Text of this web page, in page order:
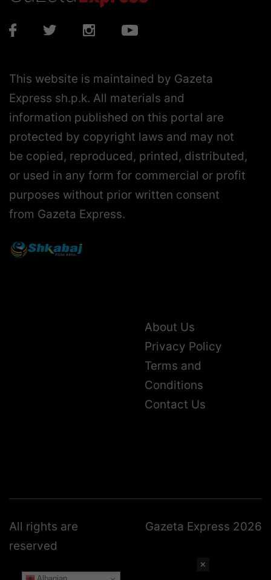
This website is maintained by Gazeta
Express sh.p.k. All materials and
information published on this portal are
protected by copyright laws and may not
be copied, reproduced, printed, distributed,
or used in any form for commercial or profit
purposes without prior written consent
from Gazeta Express.
About Us
Privacy Policy
Terms and
Conditions
Contact Us
All rights are
reserved
Gazeta Express 2026
✕